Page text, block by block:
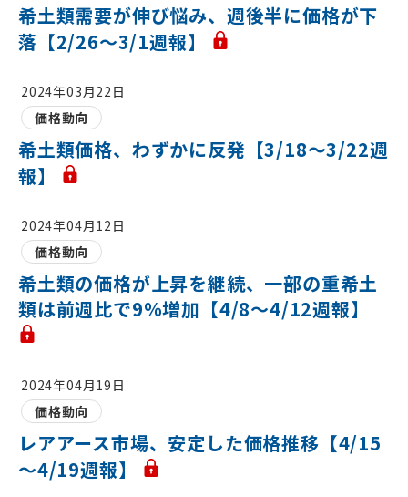
希土類需要が伸び悩み、週後半に価格が下
落【2/26～3/1週報】
2024年03月22日
価格動向
希土類価格、わずかに反発【3/18～3/22週
報】
2024年04月12日
価格動向
希土類の価格が上昇を継続、一部の重希土
類は前週比で9％増加【4/8～4/12週報】
2024年04月19日
価格動向
レアアース市場、安定した価格推移【4/15
～4/19週報】